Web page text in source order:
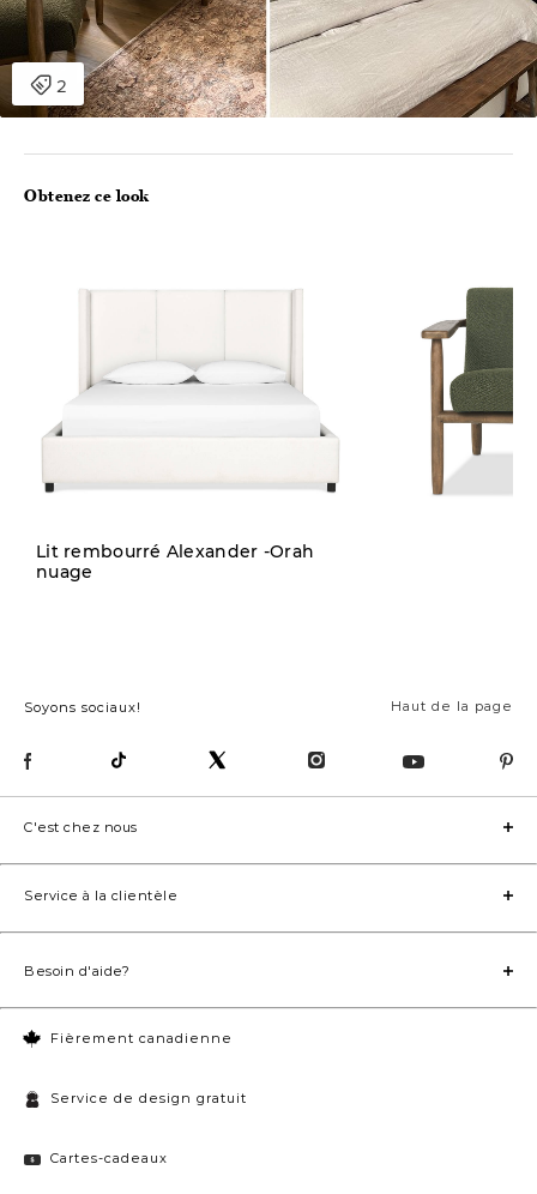
Obtenez ce look
Lit rembourré Alexander -Orah
nuage
Haut de la page
Soyons sociaux!
Fièrement canadienne
Service de design gratuit
Cartes-cadeaux
C'est chez nous
Service à la clientèle
Besoin d'aide?